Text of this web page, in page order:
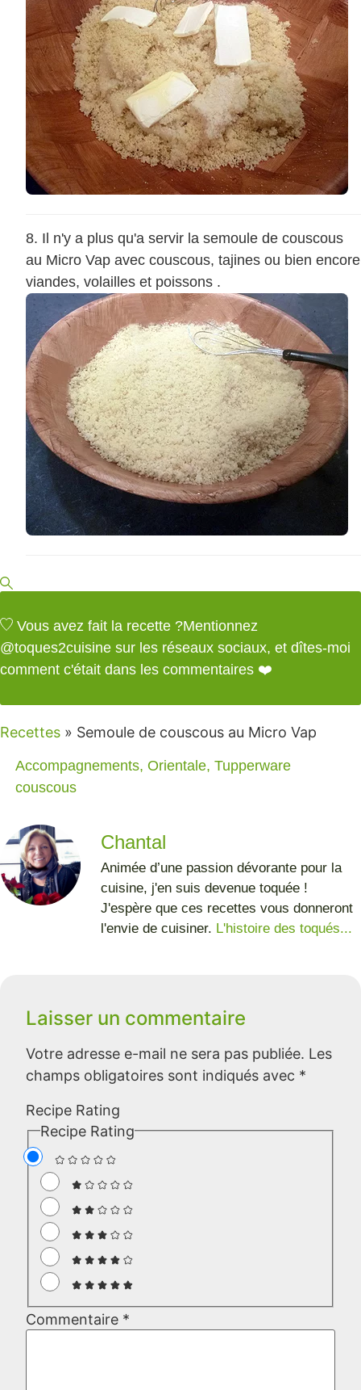
Il n'y a plus qu'a servir la semoule de couscous
au Micro Vap avec couscous, tajines ou bien encore
viandes, volailles et poissons .
Vous avez fait la recette ?Mentionnez
@toques2cuisine sur les réseaux sociaux, et dîtes-moi
comment c'était dans les commentaires ❤️
Recettes » Semoule de couscous au Micro Vap
Accompagnements, Orientale, Tupperware
couscous
Chantal
Animée d’une passion dévorante pour la
cuisine, j'en suis devenue toquée !
J'espère que ces recettes vous donneront
l'envie de cuisiner. L'histoire des toqués...
Laisser un commentaire
Votre adresse e-mail ne sera pas publiée. Les
champs obligatoires sont indiqués avec *
Recipe Rating
Recipe Rating
Commentaire *